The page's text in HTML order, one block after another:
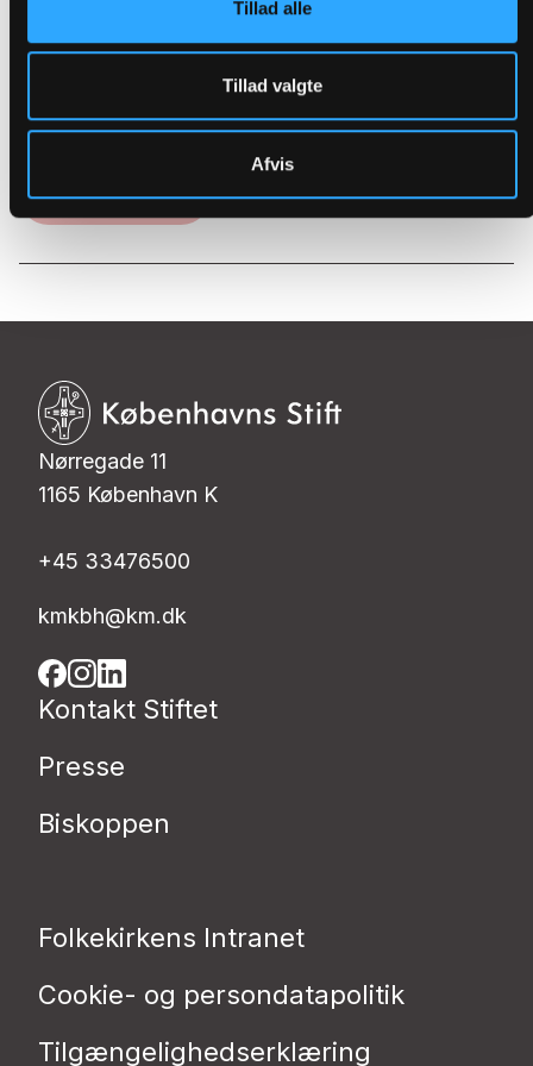
Tillad alle
Tillad valgte
Afvis
Find en kirke
tæt på dig
Se kortet
Nørregade 11
1165 København K
+45 33476500
kmkbh@km.dk
Kontakt Stiftet
Presse
Biskoppen
Folkekirkens Intranet
Cookie- og persondatapolitik
Tilgængelighedserklæring